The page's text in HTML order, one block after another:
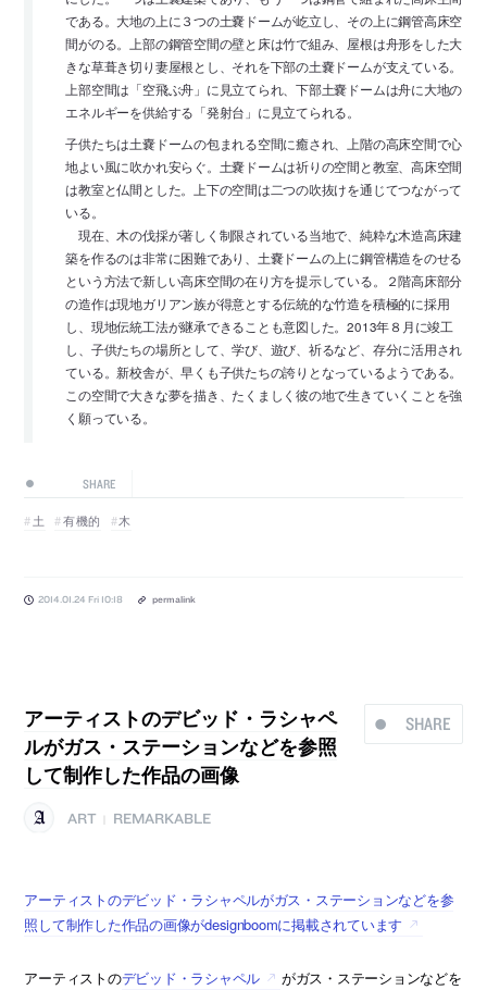
である。大地の上に３つの土嚢ドームが屹立し、その上に鋼管高床空
間がのる。上部の鋼管空間の壁と床は竹で組み、屋根は舟形をした大
きな草葺き切り妻屋根とし、それを下部の土嚢ドームが支えている。
上部空間は「空飛ぶ舟」に見立てられ、下部土嚢ドームは舟に大地の
エネルギーを供給する「発射台」に見立てられる。
子供たちは土嚢ドームの包まれる空間に癒され、上階の高床空間で心
地よい風に吹かれ安らぐ。土嚢ドームは祈りの空間と教室、高床空間
は教室と仏間とした。上下の空間は二つの吹抜けを通じてつながって
いる。
現在、木の伐採が著しく制限されている当地で、純粋な木造高床建
築を作るのは非常に困難であり、土嚢ドームの上に鋼管構造をのせる
という方法で新しい高床空間の在り方を提示している。２階高床部分
の造作は現地ガリアン族が得意とする伝統的な竹造を積極的に採用
し、現地伝統工法が継承できることも意図した。2013年８月に竣工
し、子供たちの場所として、学び、遊び、祈るなど、存分に活用され
ている。新校舎が、早くも子供たちの誇りとなっているようである。
この空間で大きな夢を描き、たくましく彼の地で生きていくことを強
く願っている。
SHARE
土 有機的 木
2014.01.24 Fri 10:18 permalink
SHARE
アーティストのデビッド・ラシャペ
ルがガス・ステーションなどを参照
して制作した作品の画像
ART REMARKABLE
アーティストのデビッド・ラシャペルがガス・ステーションなどを参
照して制作した作品の画像がdesignboomに掲載されています
アーティストのデビッド・ラシャペル
がガス・ステーションなどを